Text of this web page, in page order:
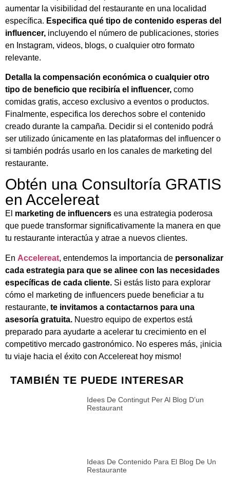
aumentar la visibilidad del restaurante en una localidad
específica. Especifica qué tipo de contenido esperas del
influencer, incluyendo el número de publicaciones, stories
en Instagram, videos, blogs, o cualquier otro formato
relevante.
Detalla la compensación económica o cualquier otro
tipo de beneficio que recibiría el influencer, como
comidas gratis, acceso exclusivo a eventos o productos.
Finalmente, especifica los derechos sobre el contenido
creado durante la campaña. Decidir si el contenido podrá
ser utilizado únicamente en las plataformas del influencer o
si también podrás usarlo en los canales de marketing del
restaurante.
Obtén una Consultoría GRATIS
en Accelereat
El marketing de influencers es una estrategia poderosa
que puede transformar significativamente la manera en que
tu restaurante interactúa y atrae a nuevos clientes.
En Accelereat, entendemos la importancia de personalizar
cada estrategia para que se alinee con las necesidades
específicas de cada cliente. Si estás listo para explorar
cómo el marketing de influencers puede beneficiar a tu
restaurante, te invitamos a contactarnos para una
asesoría gratuita. Nuestro equipo de expertos está
preparado para ayudarte a acelerar tu crecimiento en el
competitivo mercado gastronómico. No esperes más, ¡inicia
tu viaje hacia el éxito con Accelereat hoy mismo!
TAMBIÉN TE PUEDE INTERESAR
Idees De Contingut Per Al Blog D’un
Restaurant
Ideas De Contenido Para El Blog De Un
Restaurante